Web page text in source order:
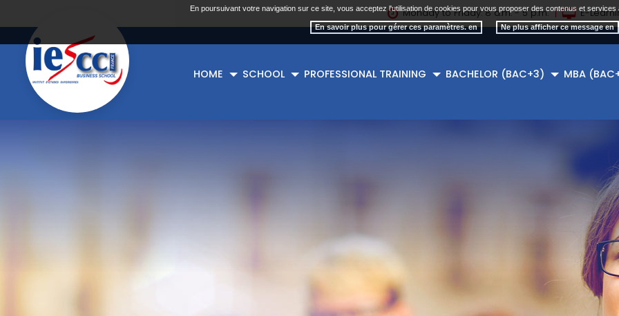
Monday to Friday: 8 a.m. - 5 p.m. E-
HOME SCHOOL PROFESSIONAL TRAINING BACHELOR (BAC+3) MBA
En poursuivant votre navigation sur ce site, vous acceptez l'utilisation de cookies pour vous proposer des contenus et
En savoir plus pour gérer ces paramètres. en